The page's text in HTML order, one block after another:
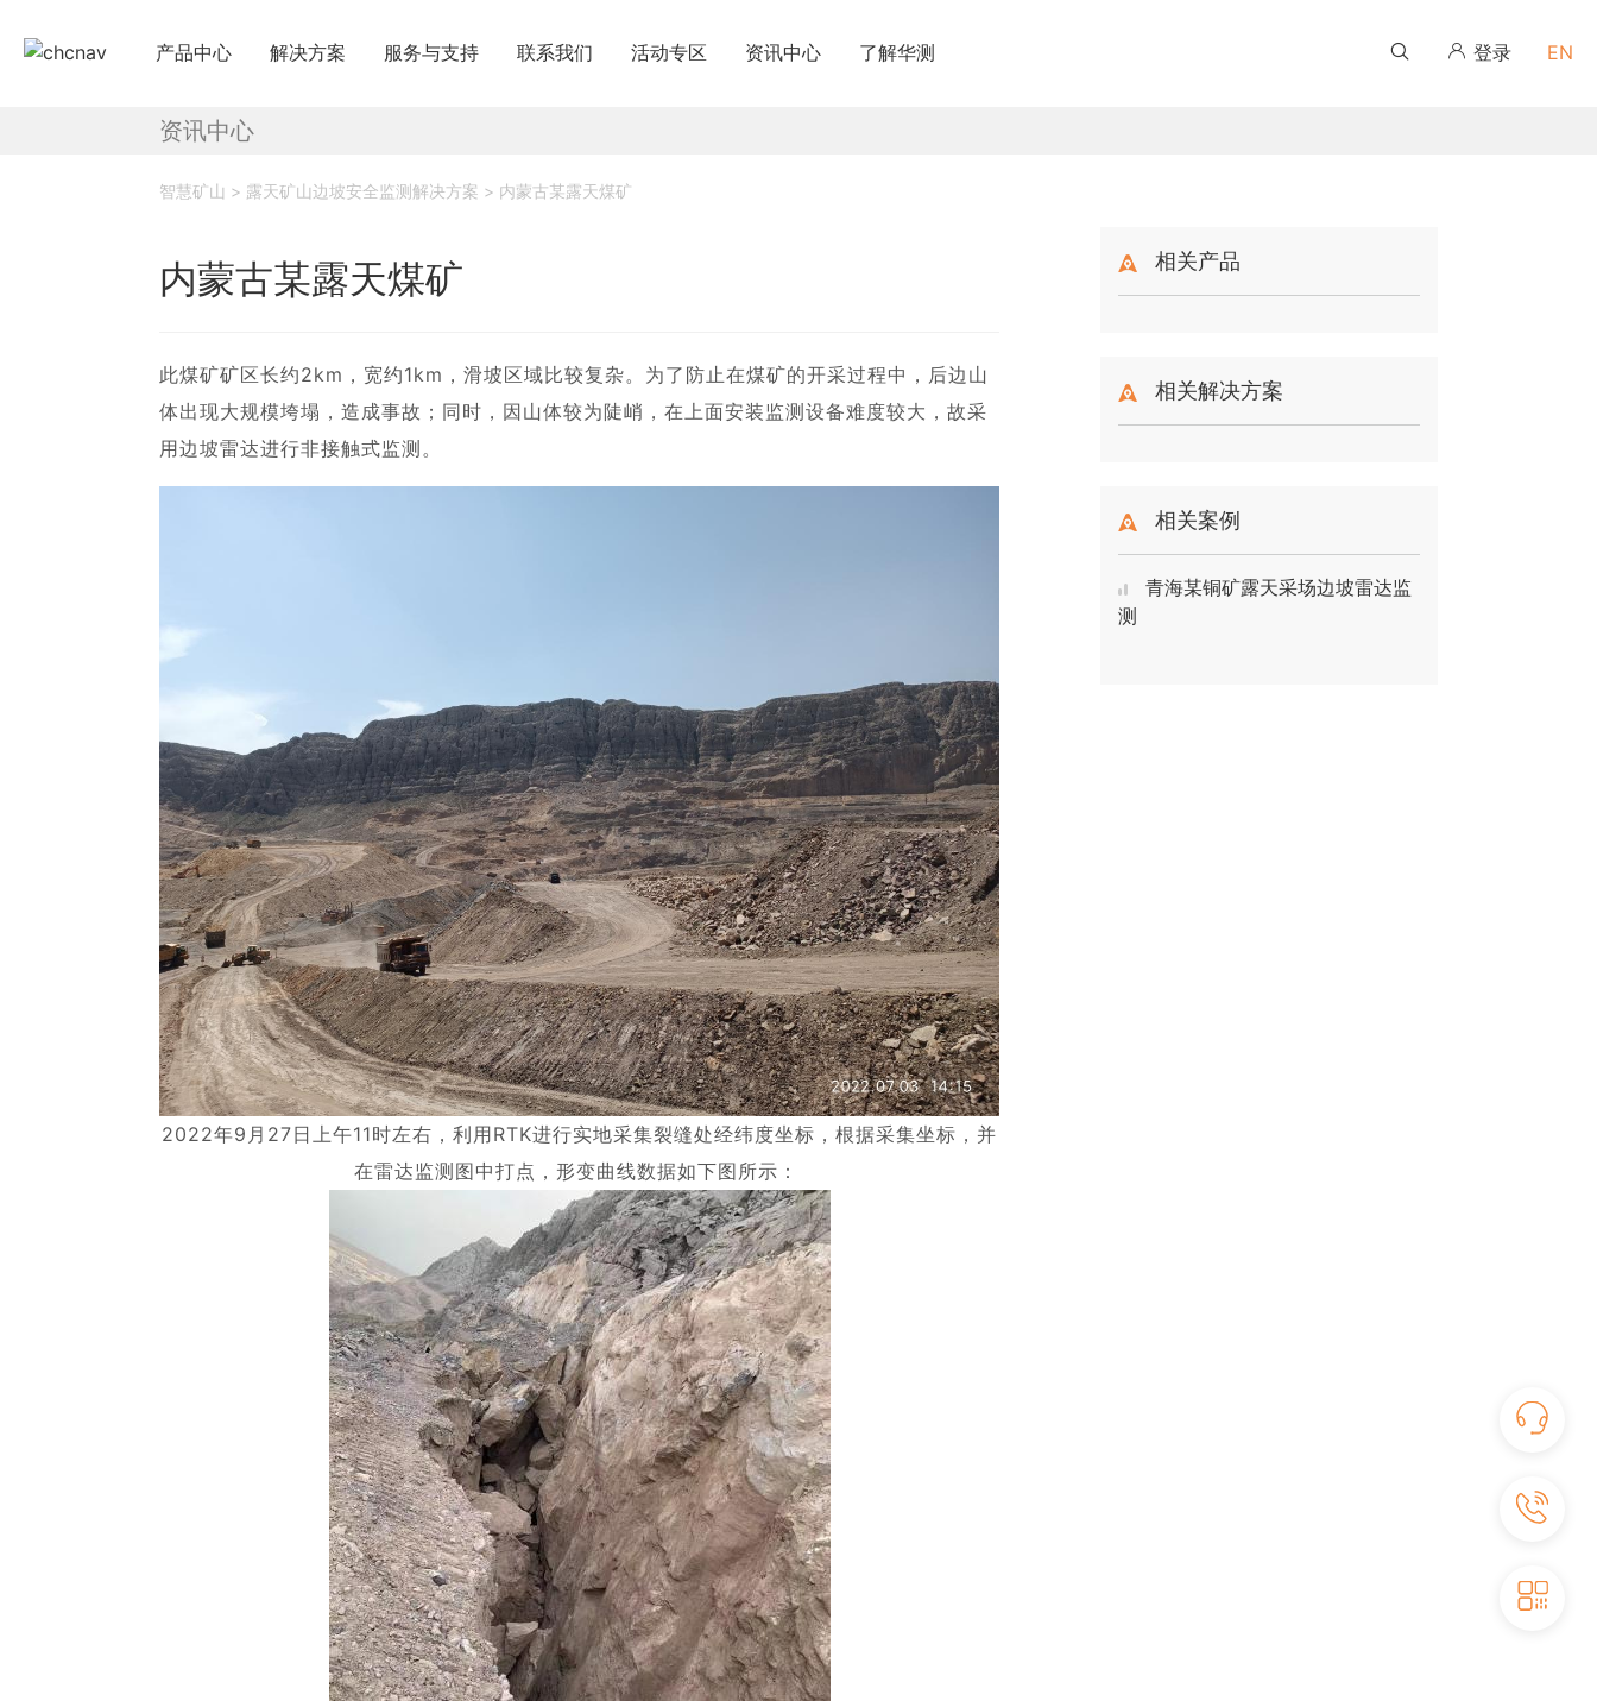
产品中心 解决方案 服务与支持
教学视频
售前问答
联系我们
国内授权经销
活动专区 资讯中心 了解华测 登录 EN
资讯中心
智慧矿山 > 露天矿山边坡安全监测解决方案 > 内蒙古某露天煤矿
内蒙古某露天煤矿
此煤矿矿区长约2km，宽约1km，滑坡区域比较复杂。为了防止在煤矿的开采过程中，后边山
体出现大规模垮塌，造成事故；同时，因山体较为陡峭，在上面安装监测设备难度较大，故采
用边坡雷达进行非接触式监测。
2022年9月27日上午11时左右，利用RTK进行实地采集裂缝处经纬度坐标，根据采集坐标，并
在雷达监测图中打点，形变曲线数据如下图所示：
相关产品
相关解决方案
相关案例
青海某铜矿露天采场边坡雷达监
测